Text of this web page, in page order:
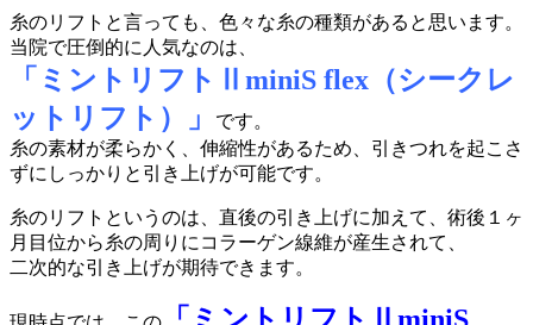
糸のリフトと言っても、色々な糸の種類があると思います。
当院で圧倒的に人気なのは、
「ミントリフトⅡminiS flex（シークレ
ットリフト）」
です。
糸の素材が柔らかく、伸縮性があるため、引きつれを起こさ
ずにしっかりと引き上げが可能です。
糸のリフトというのは、直後の引き上げに加えて、術後１ヶ
月目位から糸の周りにコラーゲン線維が産生されて、
二次的な引き上げが期待できます。
「ミントリフトⅡminiS